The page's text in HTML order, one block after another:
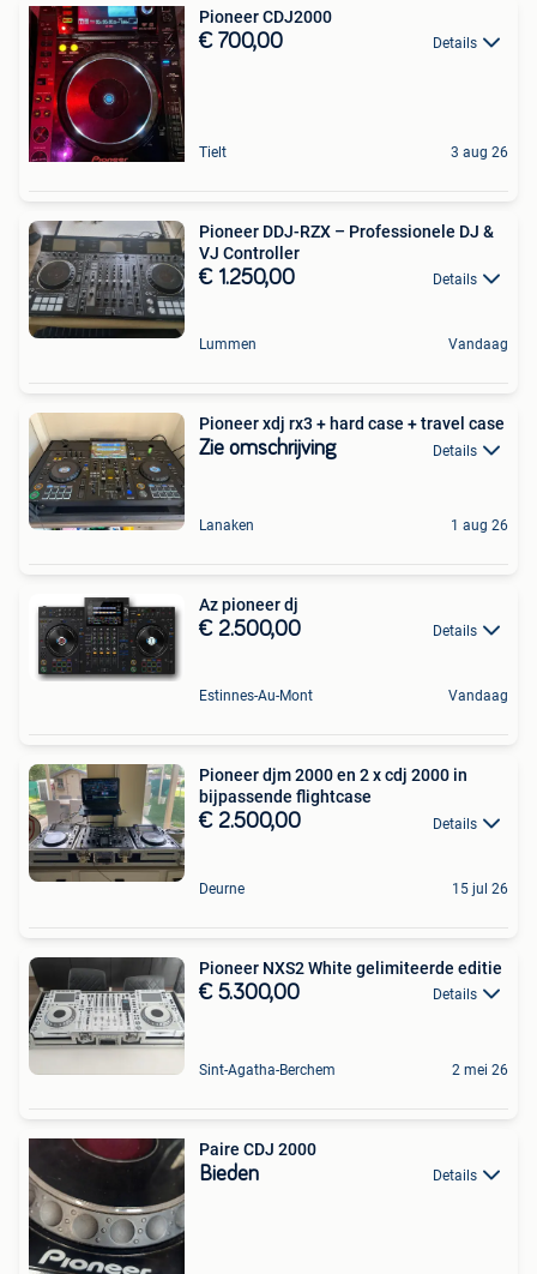
Pioneer CDJ2000
€ 700,00 Details
Tielt 3 aug 26
Pioneer DDJ-RZX – Professionele DJ &
VJ Controller
€ 1.250,00 Details
Lummen Vandaag
Pioneer xdj rx3 + hard case + travel case
Zie omschrijving Details
Lanaken 1 aug 26
Az pioneer dj
€ 2.500,00 Details
Estinnes-Au-Mont Vandaag
Pioneer djm 2000 en 2 x cdj 2000 in
bijpassende flightcase
€ 2.500,00 Details
Deurne 15 jul 26
Pioneer NXS2 White gelimiteerde editie
€ 5.300,00 Details
Sint-Agatha-Berchem 2 mei 26
Paire CDJ 2000
Bieden Details